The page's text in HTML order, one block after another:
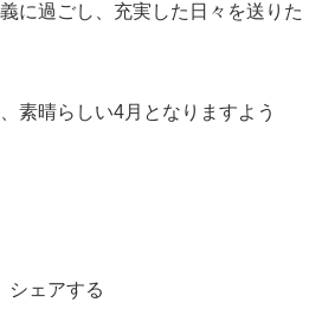
に過ごし、充実した日々を送りた
素晴らしい4月となりますよう
シェアする